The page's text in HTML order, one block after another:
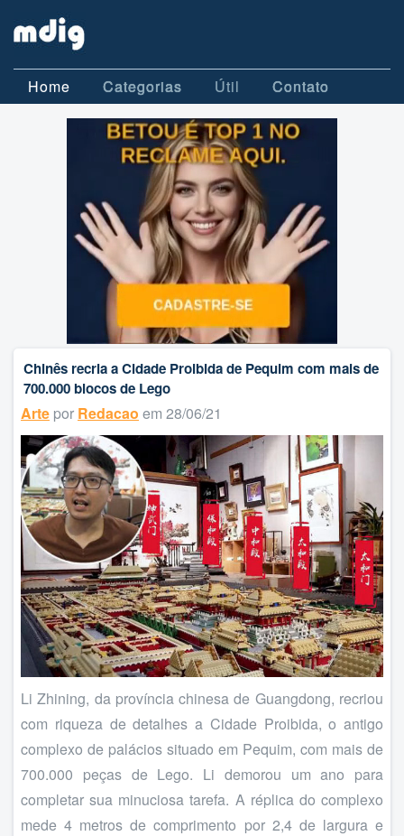
Home Categorias Útil Contato
Chinês recria a Cidade Proibida de Pequim com mais de
700.000 blocos de Lego
Arte por Redacao em 28/06/21
Li Zhining, da província chinesa de Guangdong, recriou
com riqueza de detalhes a Cidade Proibida, o antigo
complexo de palácios situado em Pequim, com mais de
700.000 peças de Lego. Li demorou um ano para
completar sua minuciosa tarefa. A réplica do complexo
mede 4 metros de comprimento por 2,4 de largura e